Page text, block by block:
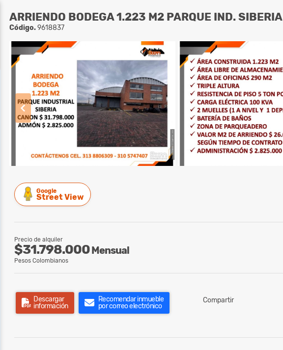
ARRIENDO BODEGA 1.223 M2 PARQUE IND. SIBERIA
Código.9618837
Google
Street View
Precio de alquiler
$31.798.000Mensual
Pesos Colombianos
Descargar
información
Recomendar inmueble
por correo electrónico
Compartir